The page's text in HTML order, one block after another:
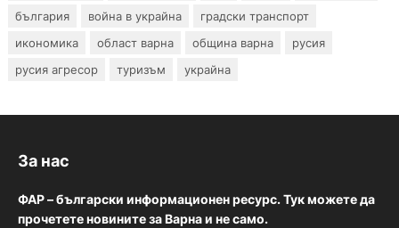
българия
война в украйна
градски транспорт
икономика
област варна община варна
русия
русия агресор
туризъм украйна
За нас
ФАР – български информационен ресурс. Тук можете да
прочетете новините за Варна и не само.